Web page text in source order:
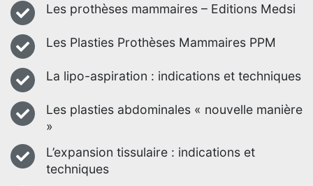
Les prothèses mammaires – Editions Medsi
Les Plasties Prothèses Mammaires PPM
La lipo-aspiration : indications et techniques
Les plasties abdominales « nouvelle manière
»
L’expansion tissulaire : indications et
techniques